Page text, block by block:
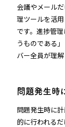
会議やメール
理ツールを活
です。進捗管
うものである
バー全員が理
問題発生時
問題発生時に
的に行われる